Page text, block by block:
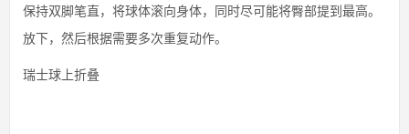
保持双脚笔直，将球体滚向身体，同时尽可能将臀部提到最高。
放下，然后根据需要多次重复动作。
瑞士球上折叠